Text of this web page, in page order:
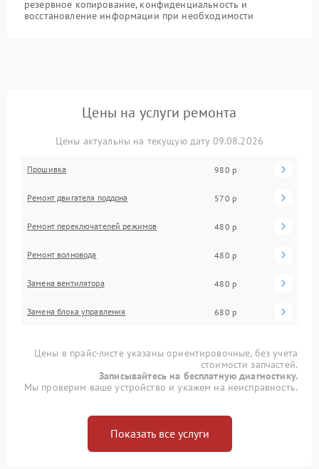
резервное копирование, конфиденциальность и
восстановление информации при необходимости
Цены на услуги ремонта
Цены актуальны на текущую дату 09.08.2026
Прошивка 980 р
Ремонт двигателя поддона 570 р
Ремонт переключателей режимов 480 р
Ремонт волновода 480 р
Замена вентилятора 480 р
Замена блока управления 680 р
Цены в прайс-листе указаны ориентировочные, без учета
стоимости запчастей.
Записывайтесь на бесплатную диагностику.
Мы проверим ваше устройство и укажем на неисправность.
Показать все услуги